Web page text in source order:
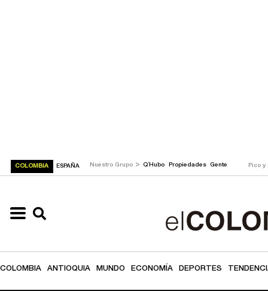
COLOMBIA ESPAÑA Nuestro Grupo > Q´Hubo Propiedades Gente Pico y
COLOMBIA ANTIOQUIA MUNDO ECONOMÍA DEPORTES